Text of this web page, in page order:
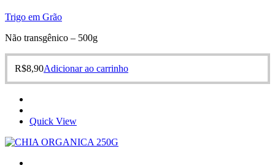
Trigo em Grão
Não transgênico – 500g
R$8,90Adicionar ao carrinho
Quick View